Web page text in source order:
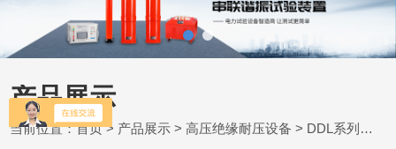
产品展示
当前位置：首页> 产品展示 >高压绝缘耐压设备 > DDL系列全自动温升试验